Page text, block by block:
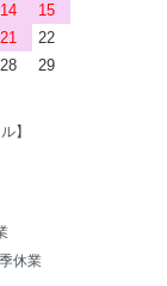
14
15
21
22
28
29
】
休業